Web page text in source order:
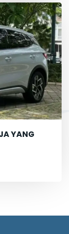
YANG